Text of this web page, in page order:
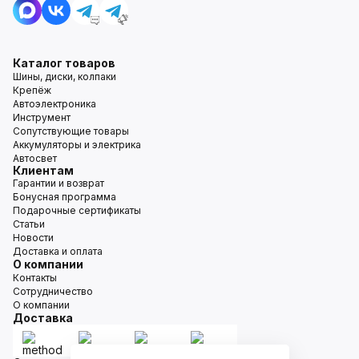
Каталог товаров
Шины, диски, колпаки
Крепёж
Автоэлектроника
Инструмент
Сопутствующие товары
Аккумуляторы и электрика
Автосвет
Клиентам
Гарантии и возврат
Бонусная программа
Подарочные сертификаты
Статьи
Новости
Доставка и оплата
О компании
Контакты
Сотрудничество
О компании
Доставка